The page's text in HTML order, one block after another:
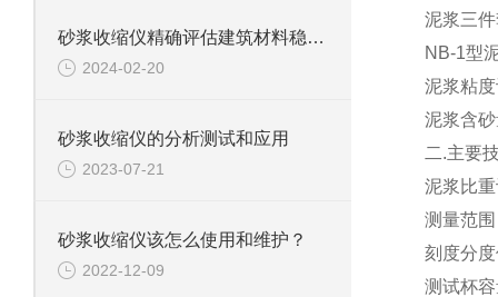
砂浆收缩仪精确评估建筑材料稳定性
2024-02-20
砂浆收缩仪的分析测试和应用
2023-07-21
砂浆收缩仪该怎么使用和维护？
2022-12-09
泥浆三
NB-1型
泥浆粘
泥浆含
二.主要
泥浆比
测量范
刻度分
测试杯